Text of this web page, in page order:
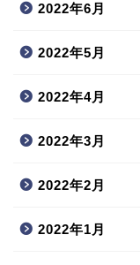
2022年6月
2022年5月
2022年4月
2022年3月
2022年2月
2022年1月